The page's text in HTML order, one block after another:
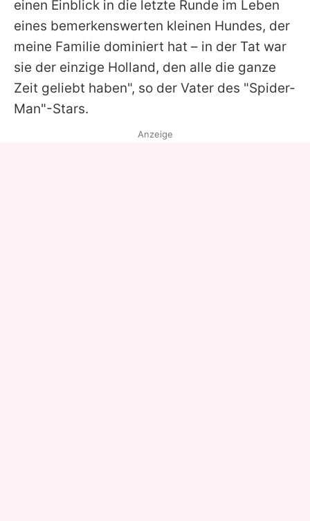
einen Einblick in die letzte Runde im Leben
eines bemerkenswerten kleinen Hundes, der
meine Familie dominiert hat – in der Tat war
sie der einzige Holland, den alle die ganze
Zeit geliebt haben", so der Vater des "Spider-
Man"-Stars.
Anzeige